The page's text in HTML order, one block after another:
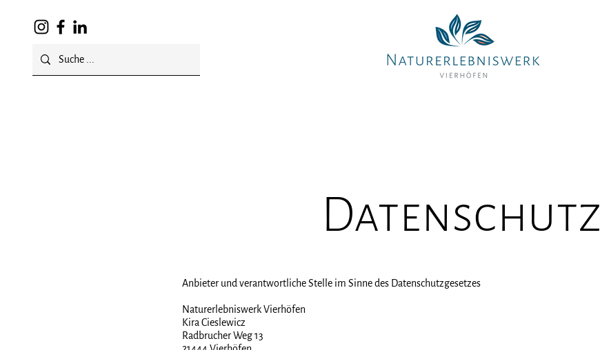
Datenschutz
Anbieter und verantwortliche Stelle im Sinne des Datenschutzgesetzes
Naturerlebniswerk Vierhöfen
Kira Cieslewicz
Radbrucher Weg 13